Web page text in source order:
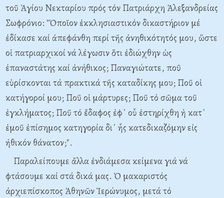
τοῦ Ἁγίου Νεκταρίου πρός τόν Πατριάρχη Ἀλεξανδρείας
Σωφρόνιο: "Ὁποῖον ἐκκλησιαστικόν δικαστήριον μέ
ἐδίκασε καί ἀπεφάνθη περί τῆς ἀνηθικότητός μου, ὥστε
οἱ πατριαρχικοί νά λέγωσιν ὅτι ἐδιώχθην ὡς
ἐπαναστάτης καί ἀνήθικος; Παναγιώτατε, ποῦ
εὑρίσκονται τά πρακτικά τῆς καταδίκης μου; Ποῦ οἱ
κατήγοροί μου; Ποῦ οἱ μάρτυρες; Ποῦ τό σῶμα τοῦ
ἐγκλήματος; Ποῦ τό ἔδαφος ἐφ᾿ οὗ ἐστηρίχθη ἡ κατ᾿
ἐμοῦ ἐπίσημος κατηγορία δι᾿ ἧς κατεδικαζόμην εἰς
ἠθικόν θάνατον;".
Παραλείπουμε ἄλλα ἐνδιάμεσα κείμενα γιά νά
φτάσουμε καί στά δικά μας. Ὁ μακαριστός
ἀρχιεπίσκοπος Ἀθηνῶν Ἱερώνυμος, μετά τό